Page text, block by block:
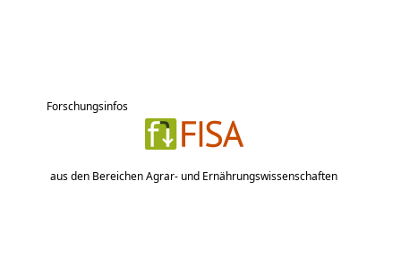
Forschungsinfos
aus den Bereichen Agrar- und Ernährungswissenschaften